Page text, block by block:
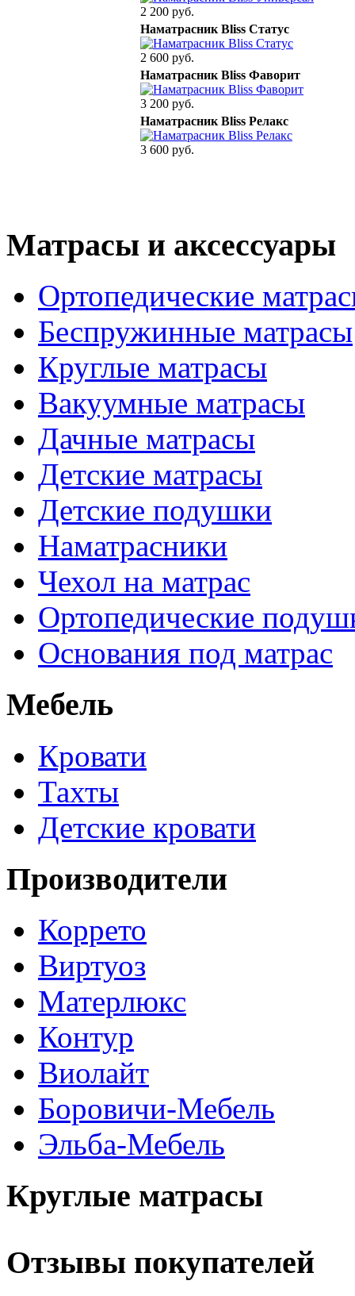
2 200 руб.
Наматрасник Bliss Статус
2 600 руб.
Наматрасник Bliss Фаворит
3 200 руб.
Наматрасник Bliss Релакс
3 600 руб.
Матрасы и аксессуары
Ортопедические
Беспружинные матрасы
Круглые матрасы
Вакуумные матрасы
Дачные матрасы
Детские матрасы
Детские подушки
Наматрасники
Чехол на матрас
Ортопедические
Основания под матрас
Мебель
Кровати
Тахты
Детские кровати
Производители
Коррето
Виртуоз
Матерлюкс
Контур
Виолайт
Боровичи-Мебель
Эльба-Мебель
Круглые матрасы
Отзывы покупателей